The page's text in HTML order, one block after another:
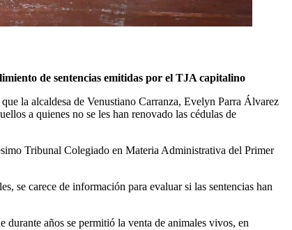
de sentencias emitidas por el TJA capitalino
la alcaldesa de Venustiano Carranza, Evelyn Parra Álvarez
a quienes no se les han renovado las cédulas de
Tribunal Colegiado en Materia Administrativa del Primer
se carece de información para evaluar si las sentencias han
durante años se permitió la venta de animales vivos, en